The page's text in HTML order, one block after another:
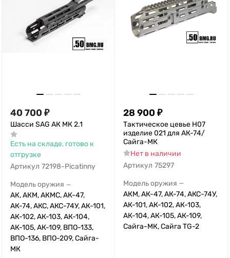
40 700 ₽
Шасси SAG АК МК 2.1
Есть на складе, готово к
отгрузке
Артикул 72198-Picatinny
Модель оружия —
АК, АКМ, АКМС, АК-47,
АК-74, АКС, АКС-74У, АК-101,
АК-102, АК-103, АК-104,
АК-105, АК-109, ВПО-133,
ВПО-136, ВПО-209, Сайга-
МК
28 900 ₽
Тактическое цевье H07
изделие 021 для АК-74/
Сайга-МК
Нет в наличии
Артикул 75297
Модель оружия —
АКМ, АК-47, АК-74, АКС-74У,
АК-101, АК-102, АК-103,
АК-104, АК-105, АК-109,
Сайга-МК, Сайга TG-2